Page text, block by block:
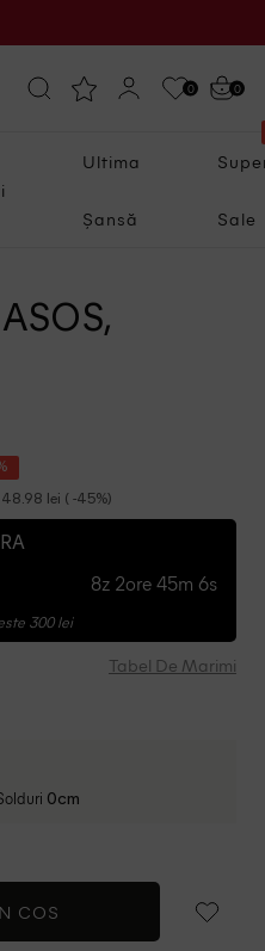
0 0
Ultima
Șansă Sale
lei ( -45%)
8z 2ore 45m 5s
300 lei
Tabel De Marimi
0cm
COS